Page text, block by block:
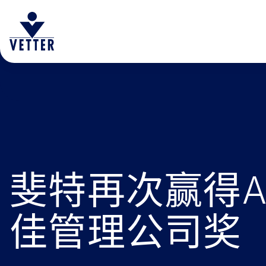
斐特再次赢得
佳管理公司奖